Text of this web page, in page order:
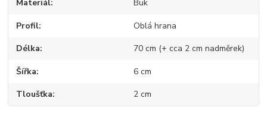
Materiál Buk
Profil Oblá hrana
Délka 70 cm (+ cca 2 cm nadměrek)
Šířka 6 cm
Tloušťka 2 cm